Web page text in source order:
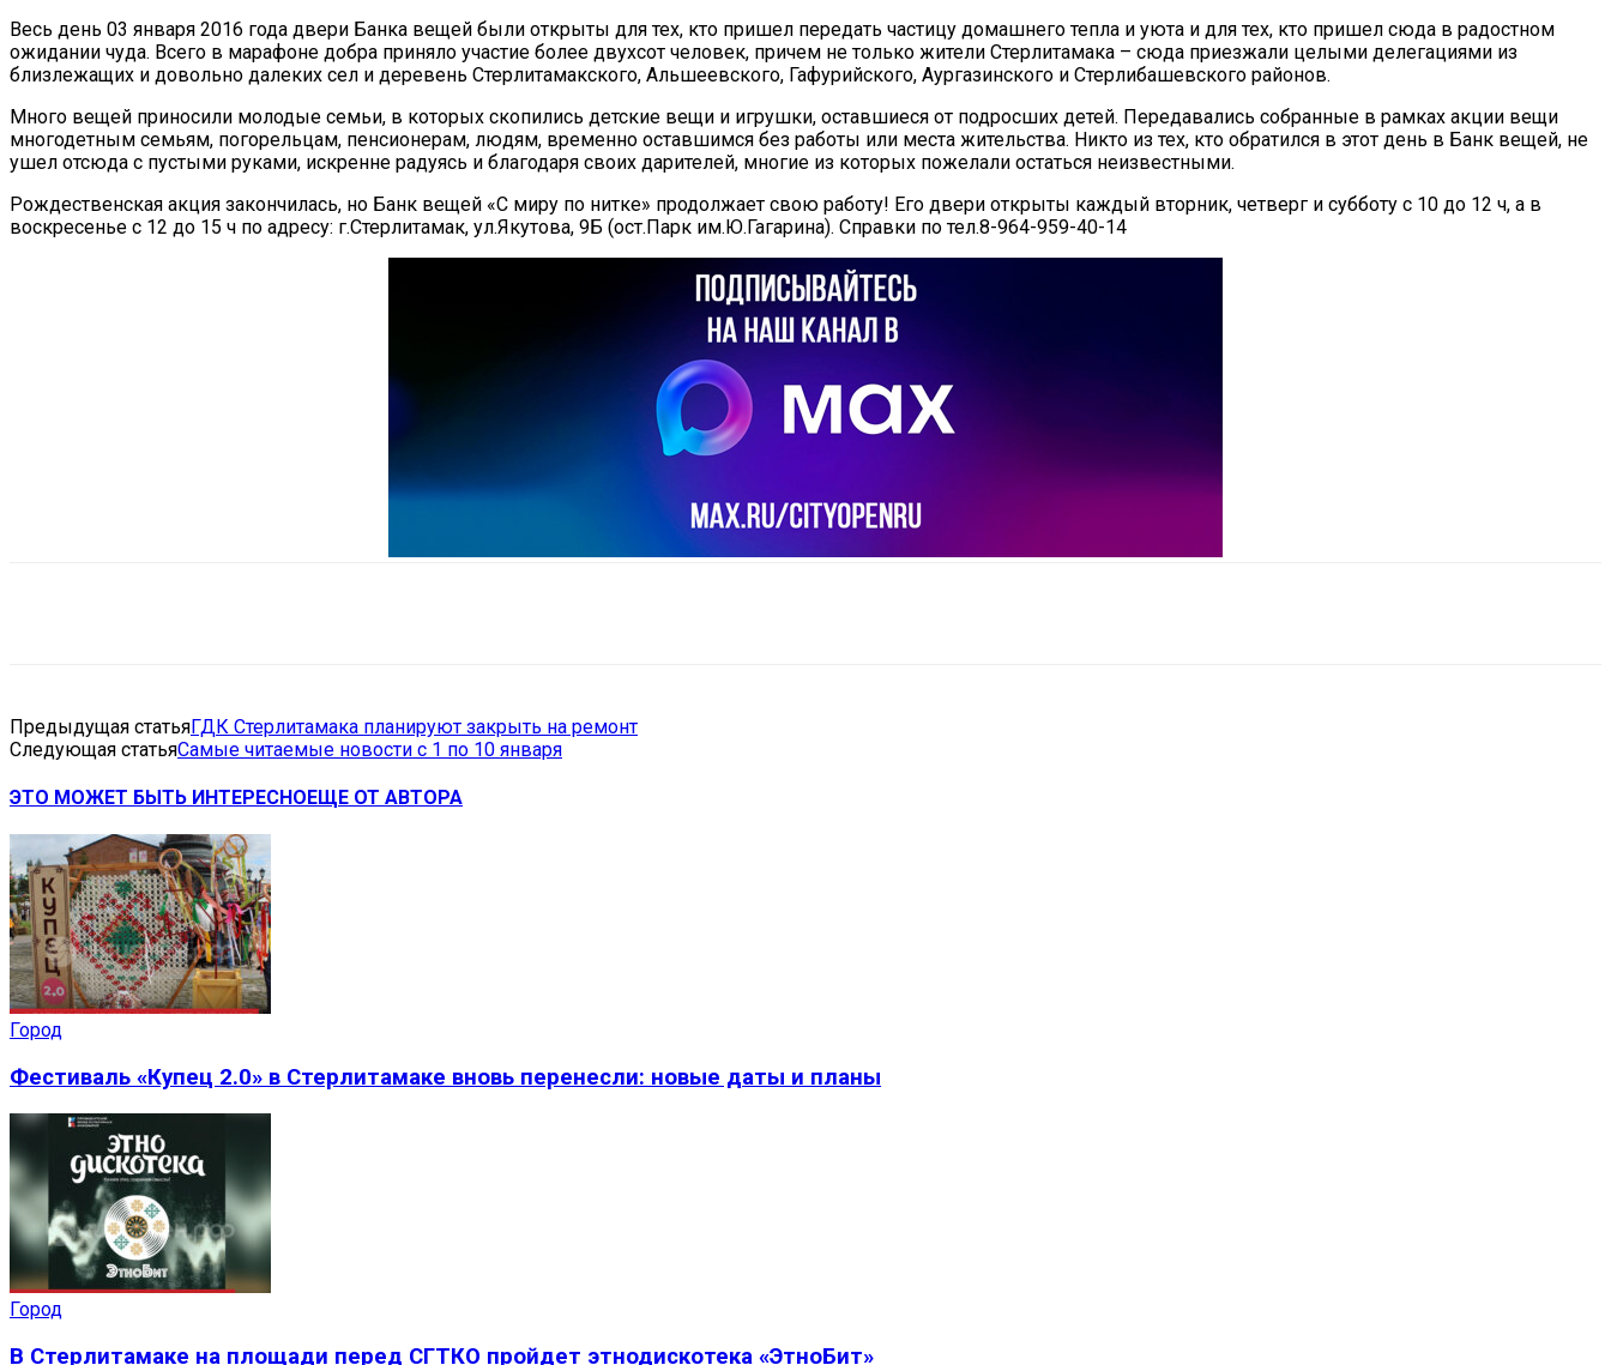
Весь день 03 января 2016 года двери Банка вещей были открыты для тех, кто пришел передать частицу домашнего тепла и уюта и для тех, кто пришел сюда в радостном
ожидании чуда. Всего в марафоне добра приняло участие более двухсот человек, причем не только жители Стерлитамака – сюда приезжали целыми делегациями из
близлежащих и довольно далеких сел и деревень Стерлитамакского, Альшеевского, Гафурийского, Аургазинского и Стерлибашевского районов.
Много вещей приносили молодые семьи, в которых скопились детские вещи и игрушки, оставшиеся от подросших детей. Передавались собранные в рамках акции вещи
многодетным семьям, погорельцам, пенсионерам, людям, временно оставшимся без работы или места жительства. Никто из тех, кто обратился в этот день в Банк вещей, не
ушел отсюда с пустыми руками, искренне радуясь и благодаря своих дарителей, многие из которых пожелали остаться неизвестными.
Рождественская акция закончилась, но Банк вещей «С миру по нитке» продолжает свою работу! Его двери открыты каждый вторник, четверг и субботу с 10 до 12 ч, а в
воскресенье с 12 до 15 ч по адресу: г.Стерлитамак, ул.Якутова, 9Б (ост.Парк им.Ю.Гагарина). Справки по тел.8-964-959-40-14
Предыдущая статьяГДК Стерлитамака планируют закрыть на ремонт
Следующая статьяСамые читаемые новости с 1 по 10 января
ЭТО МОЖЕТ БЫТЬ ИНТЕРЕСНОЕЩЕ ОТ АВТОРА
Город
Фестиваль «Купец 2.0» в Стерлитамаке вновь перенесли: новые даты и планы
Город
В Стерлитамаке на площади перед СГТКО пройдет этнодискотека «ЭтноБит»